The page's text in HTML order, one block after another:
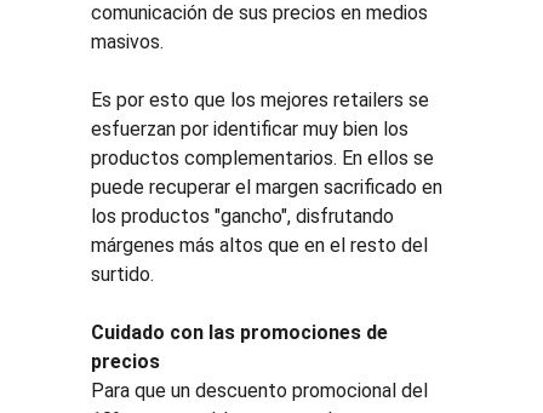
comunicación de sus precios en medios
masivos.
Es por esto que los mejores retailers se
esfuerzan por identificar muy bien los
productos complementarios. En ellos se
puede recuperar el margen sacrificado en
los productos "gancho", disfrutando
márgenes más altos que en el resto del
surtido.
Cuidado con las promociones de
precios
Para que un descuento promocional del